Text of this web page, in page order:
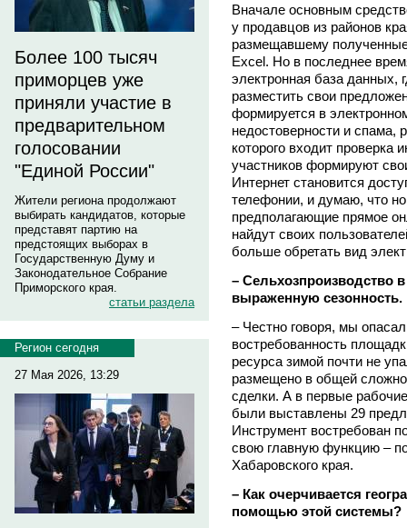
Более 100 тысяч
приморцев уже
приняли участие в
предварительном
голосовании
"Единой России"
Жители региона продолжают
выбирать кандидатов, которые
представят партию на
предстоящих выборах в
Государственную Думу и
Законодательное Собрание
Приморского края.
статьи раздела
Регион сегодня
27 Мая 2026, 13:29
Вначале основным
у продавцов из районов
размещавшему
Excel. Но в последнее
электронная база данных,
разместить свои
формируется в
недостоверности и спама,
которого входит
участников формируют
Интернет становится
телефонии, и думаю, что
предполагающие прямое
найдут своих
больше обретать вид
– Сельхозпроизводство
выраженную сезонность.
– Честно говоря, мы
востребованность
ресурса зимой почти не
размещено в общей
сделки. А в первые
были выставлены 29
Инструмент востребован
свою главную функцию –
Хабаровского края.
– Как очерчивается
помощью этой системы?